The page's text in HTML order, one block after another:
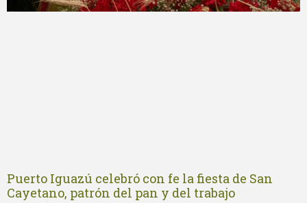
Puerto Iguazú celebró con fe la fiesta de San
Cayetano, patrón del pan y del trabajo